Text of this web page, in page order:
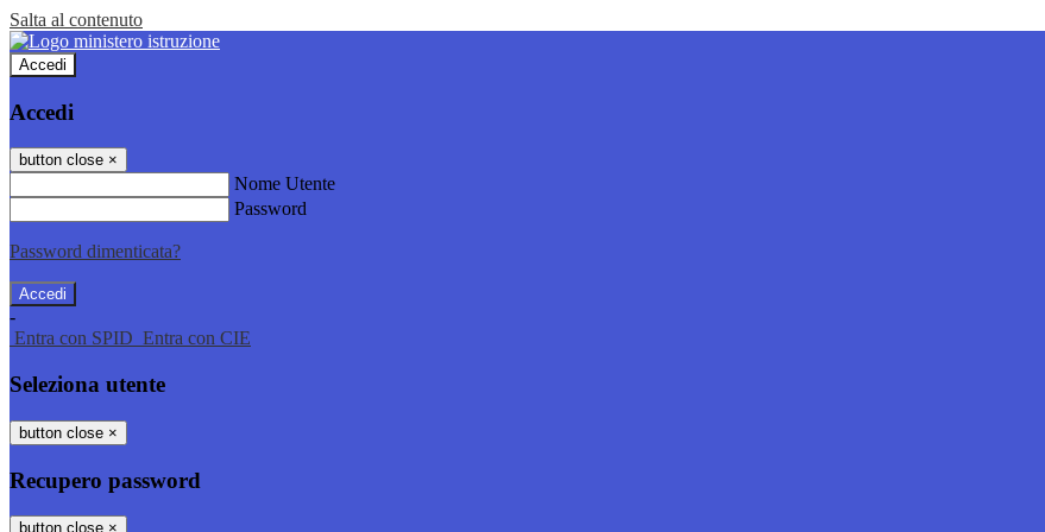
Salta al contenuto
Accedi
Accedi
button close ×
Nome Utente
Password
Password dimenticata?
-
Entra con SPID Entra con CIE
Seleziona utente
button close ×
Recupero password
button close ×